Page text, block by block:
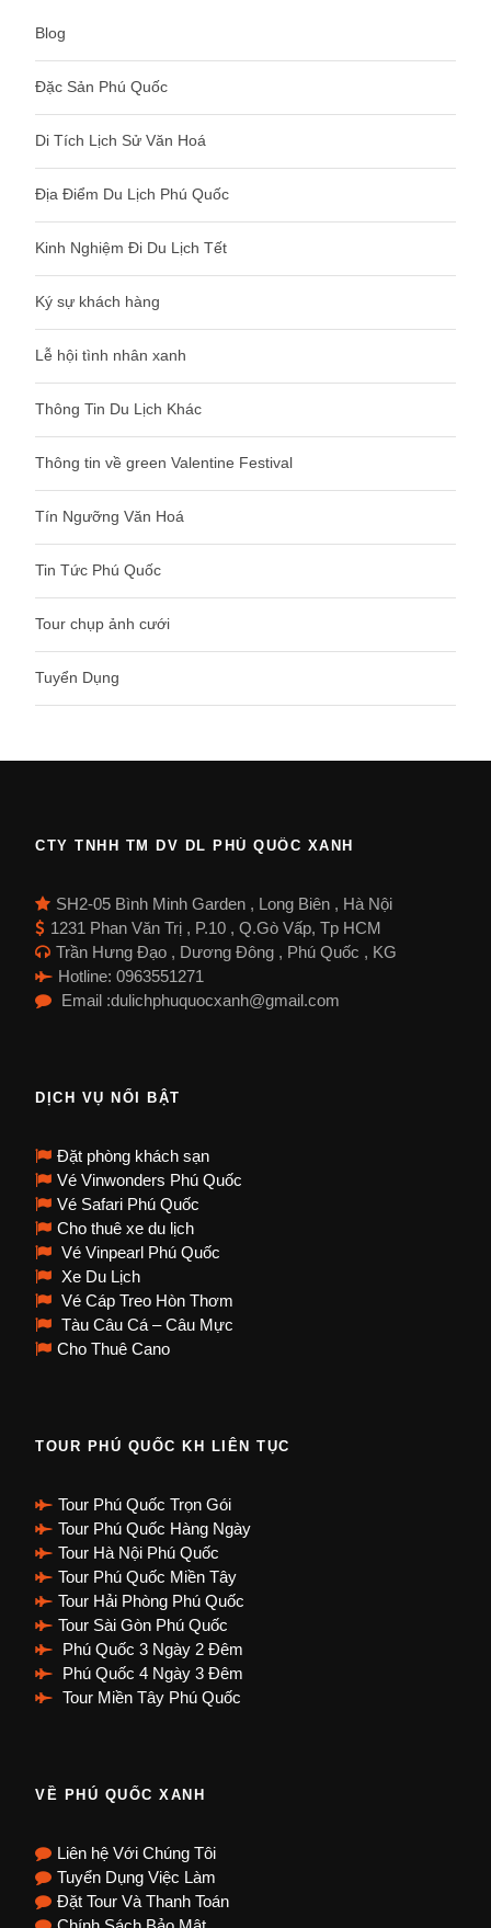
Blog
Đặc Sản Phú Quốc
Di Tích Lịch Sử Văn Hoá
Địa Điểm Du Lịch Phú Quốc
Kinh Nghiệm Đi Du Lịch Tết
Ký sự khách hàng
Lễ hội tình nhân xanh
Thông Tin Du Lịch Khác
Thông tin về green Valentine Festival
Tín Ngưỡng Văn Hoá
Tin Tức Phú Quốc
Tour chụp ảnh cưới
Tuyển Dụng
CTY TNHH TM DV DL PHÚ QUỐC XANH
SH2-05 Bình Minh Garden , Long Biên , Hà Nội
1231 Phan Văn Trị , P.10 , Q.Gò Vấp, Tp HCM
Trần Hưng Đạo , Dương Đông , Phú Quốc , KG
Hotline: 0963551271
Email :dulichphuquocxanh@gmail.com
DỊCH VỤ NỔI BẬT
Đặt phòng khách sạn
Vé Vinwonders Phú Quốc
Vé Safari Phú Quốc
Cho thuê xe du lịch
Vé Vinpearl Phú Quốc
Xe Du Lịch
Vé Cáp Treo Hòn Thơm
Tàu Câu Cá – Câu Mực
Cho Thuê Cano
TOUR PHÚ QUỐC KH LIÊN TỤC
Tour Phú Quốc Trọn Gói
Tour Phú Quốc Hàng Ngày
Tour Hà Nội Phú Quốc
Tour Phú Quốc Miền Tây
Tour Hải Phòng Phú Quốc
Tour Sài Gòn Phú Quốc
Phú Quốc 3 Ngày 2 Đêm
Phú Quốc 4 Ngày 3 Đêm
Tour Miền Tây Phú Quốc
VỀ PHÚ QUỐC XANH
Liên hệ Với Chúng Tôi
Tuyển Dụng Việc Làm
Đặt Tour Và Thanh Toán